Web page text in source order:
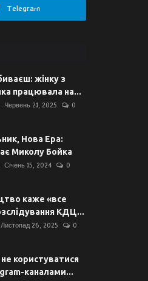
Telegram
жінку з
працювала на...
Червень 21, 2025 0
Нова Ера:
Миколу Бойка
Січень 15, 2024 0
каже «все
КДЦ...
Листопад 26, 2025 0
користуватися
каналами...